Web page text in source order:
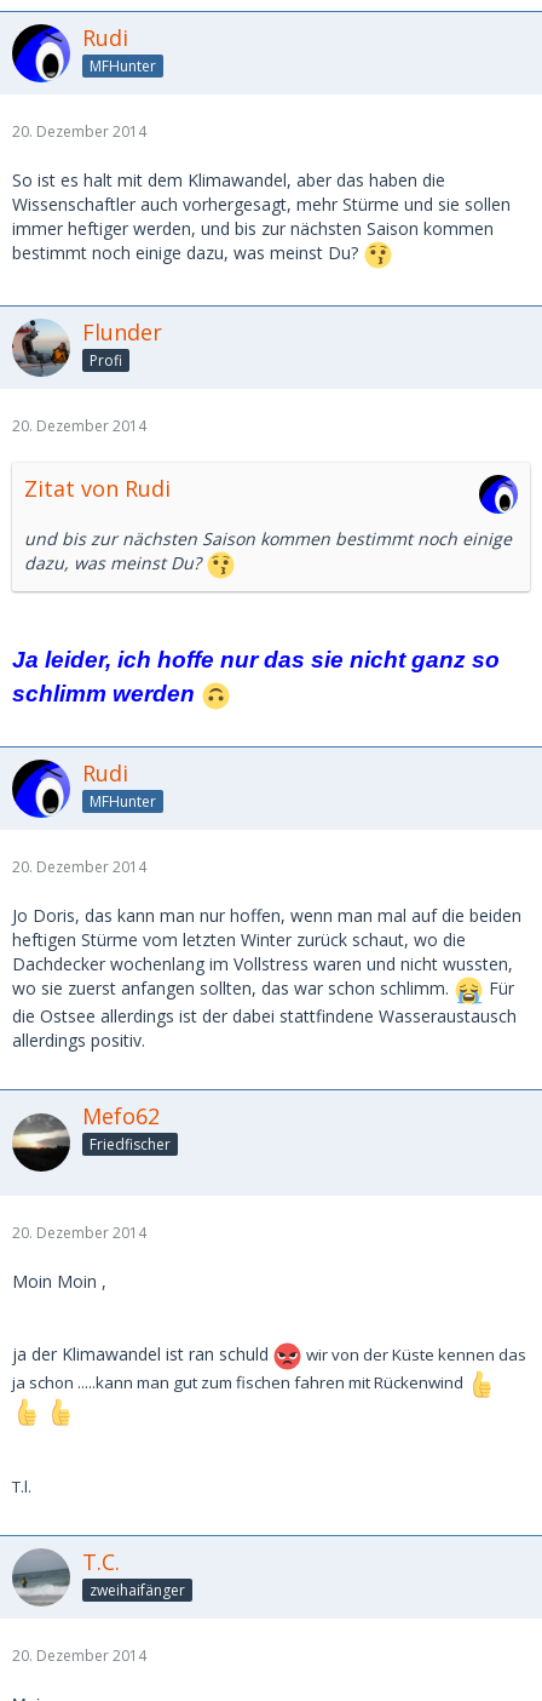
Rudi
MFHunter
20. Dezember 2014
So ist es halt mit dem Klimawandel, aber das haben die
Wissenschaftler auch vorhergesagt, mehr Stürme und sie sollen
immer heftiger werden, und bis zur nächsten Saison kommen
bestimmt noch einige dazu, was meinst Du?
Flunder
Profi
20. Dezember 2014
Zitat von Rudi
und bis zur nächsten Saison kommen bestimmt noch einige
dazu, was meinst Du?
Ja leider, ich hoffe nur das sie nicht ganz so
schlimm werden
Rudi
MFHunter
20. Dezember 2014
Jo Doris, das kann man nur hoffen, wenn man mal auf die beiden
heftigen Stürme vom letzten Winter zurück schaut, wo die
Dachdecker wochenlang im Vollstress waren und nicht wussten,
wo sie zuerst anfangen sollten, das war schon schlimm.
Für
die Ostsee allerdings ist der dabei stattfindene Wasseraustausch
allerdings positiv.
Mefo62
Friedfischer
20. Dezember 2014
Moin Moin ,
ja der Klimawandel ist ran schuld
wir von der Küste kennen das
ja schon .....kann man gut zum fischen fahren mit Rückenwind
T.l.
T.C.
zweihaifänger
20. Dezember 2014